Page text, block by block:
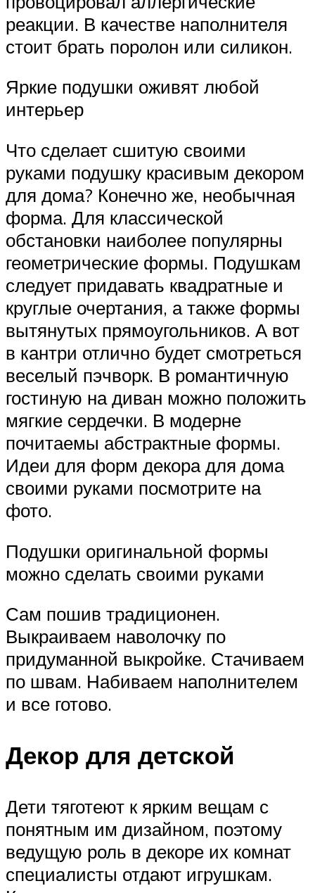
реакции. В качестве наполнителя
стоит брать поролон или силикон.
Яркие подушки оживят любой
интерьер
Что сделает сшитую своими
руками подушку красивым декором
для дома? Конечно же, необычная
форма. Для классической
обстановки наиболее популярны
геометрические формы. Подушкам
следует придавать квадратные и
круглые очертания, а также формы
вытянутых прямоугольников. А вот
в кантри отлично будет смотреться
веселый пэчворк. В романтичную
гостиную на диван можно положить
мягкие сердечки. В модерне
почитаемы абстрактные формы.
Идеи для форм декора для дома
своими руками посмотрите на
фото.
Подушки оригинальной формы
можно сделать своими руками
Сам пошив традиционен.
Выкраиваем наволочку по
придуманной выкройке. Стачиваем
по швам. Набиваем наполнителем
и все готово.
Декор для детской
Дети тяготеют к ярким вещам с
понятным им дизайном, поэтому
ведущую роль в декоре их комнат
специалисты отдают игрушкам.